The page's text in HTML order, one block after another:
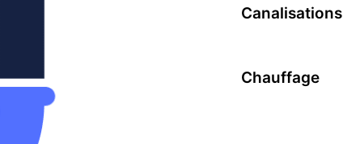
Canalisations
Chauffage